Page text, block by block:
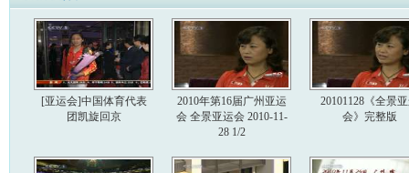
[亚运会]中国体育代表
团凯旋回京
2010年第16届广州亚运
会 全景亚运会 2010-11-
28 1/2
20101128《全景
会》完整版